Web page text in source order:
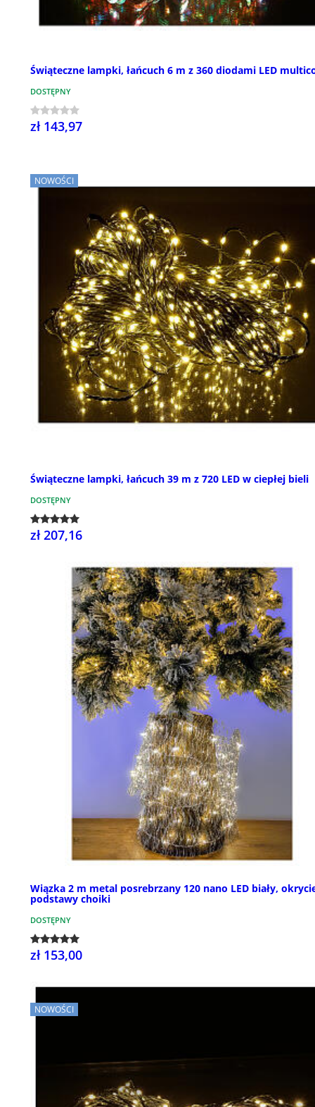
Świąteczne lampki, łańcuch 6 m z 360 diodami LED
DOSTĘPNY
zł 143,97
NOWOŚCI
Świąteczne lampki, łańcuch 39 m z 720 LED w ciepłej bieli
DOSTĘPNY
zł 207,16
Wiązka 2 m metal posrebrzany 120 nano LED biały,
podstawy choiki
DOSTĘPNY
zł 153,00
NOWOŚCI